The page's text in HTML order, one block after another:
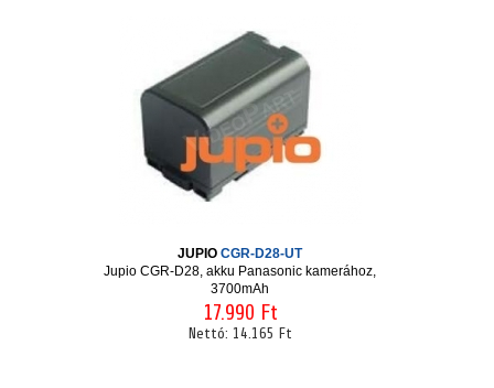
JUPIO CGR-D28-UT
Jupio CGR-D28, akku Panasonic kamerához,
3700mAh
17.990 Ft
Nettó: 14.165 Ft